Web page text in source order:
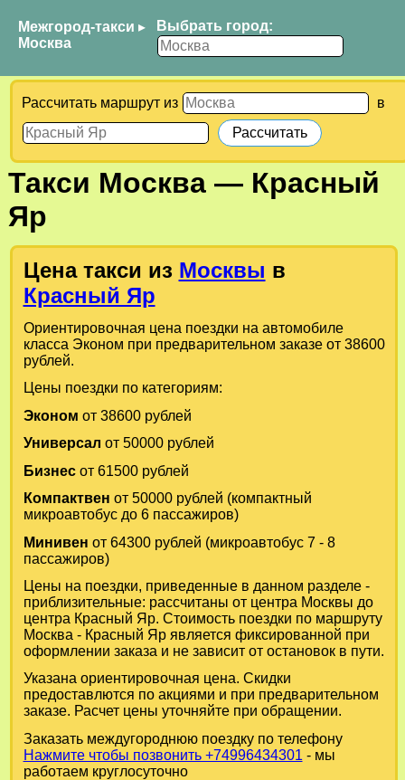
Межгород-такси ▸
Москва
Выбрать город:
Рассчитать маршрут из в
Такси Москва— Красный
Яр
Цена такси из Москвы в
Красный Яр
Ориентировочная цена поездки на автомобиле
класса Эконом при предварительном заказе от 38600
рублей.
Цены поездки по категориям:
Эконом от 38600 рублей
Универсал от 50000 рублей
Бизнесот 61500 рублей
Компактвен от 50000 рублей (компактный
микроавтобус до 6 пассажиров)
Минивен от 64300 рублей (микроавтобус 7 - 8
пассажиров)
Цены на поездки, приведенные в данном разделе -
приблизительные: рассчитаны от центра Москвы до
центра Красный Яр. Стоимость поездки по маршруту
Москва - Красный Яр является фиксированной при
оформлении заказа и не зависит от остановок в пути.
Указана ориентировочная цена. Скидки
предоставлются по акциями и при предварительном
заказе. Расчет цены уточняйте при обращении.
Заказать междугороднюю поездку по телефону
Нажмите чтобы позвонить +74996434301 - мы
работаем круглосуточно